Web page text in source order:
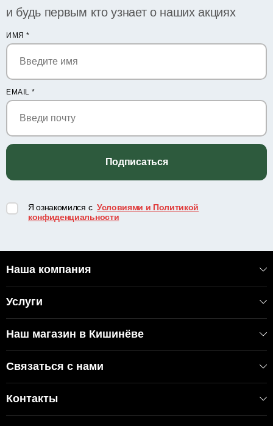
и будь первым кто узнает о наших акциях
ИМЯ *
EMAIL *
Подписаться
Я ознакомился с Условиями и Политикой
конфиденциальности
Наша компания
Услуги
Наш магазин в Кишинёве
Связаться с нами
Контакты